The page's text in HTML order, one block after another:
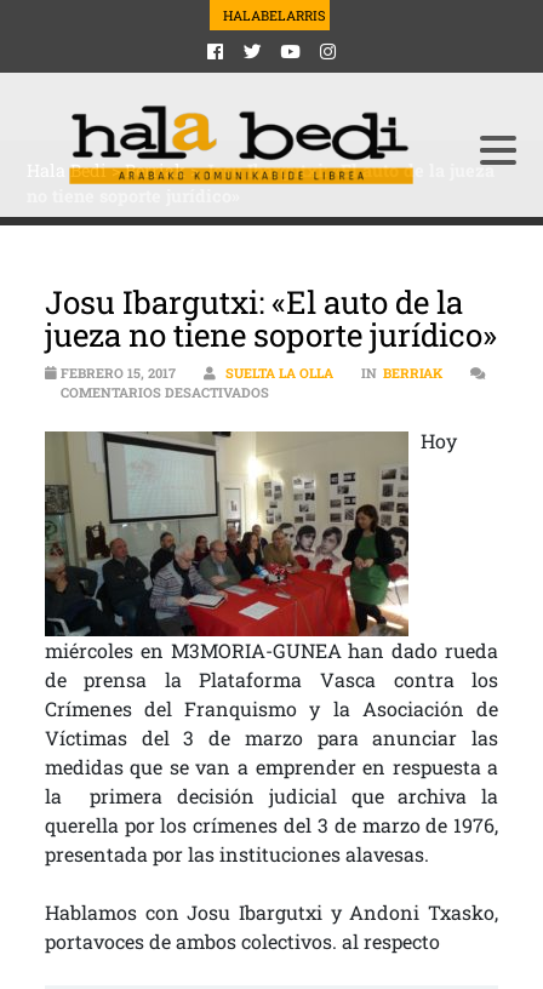
HALABELARRIS
Hala Bedi>Berriak>Josu Ibargutxi: «El auto de la jueza
Josu Ibargutxi: «El auto de la
jueza no tiene soporte jurídico»
FEBRERO 15, 2017 SUELTA LA OLLA IN BERRIAK
COMENTARIOS DESACTIVADOSEN JOSU IBARGUTXI: «EL AUTO DE LA
Hoy
miércoles en M3MORIA-GUNEA han dado rueda
de prensa la Plataforma Vasca contra los
Crímenes del Franquismo y la Asociación de
Víctimas del 3 de marzo para anunciar las
medidas que se van a emprender en respuesta a
la primera decisión judicial que archiva la
querella por los crímenes del 3 de marzo de 1976,
presentada por las instituciones alavesas.
Hablamos con Josu Ibargutxi y Andoni Txasko,
portavoces de ambos colectivos. al respecto